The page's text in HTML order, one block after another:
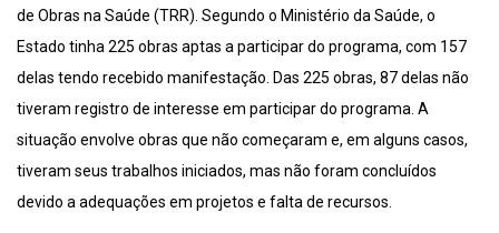
de Obras na Saúde (TRR). Segundo o Ministério da Saúde, o
Estado tinha 225 obras aptas a participar do programa, com 157
delas tendo recebido manifestação. Das 225 obras, 87 delas não
tiveram registro de interesse em participar do programa. A
situação envolve obras que não começaram e, em alguns casos,
tiveram seus trabalhos iniciados, mas não foram concluídos
devido a adequações em projetos e falta de recursos.